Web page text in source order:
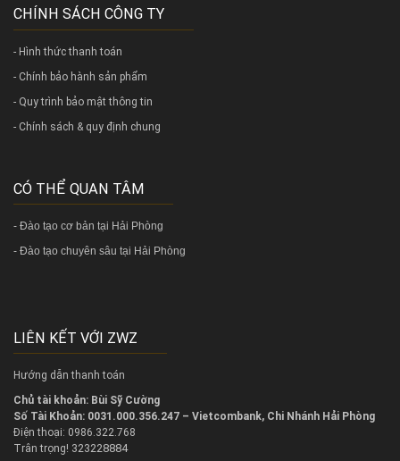
CHÍNH SÁCH CÔNG TY
- Hình thức thanh toán
- Chính bảo hành sản phẩm
- Quy trình bảo mật thông tin
- Chính sách & quy định chung
CÓ THỂ QUAN TÂM
- Đào tạo cơ bản tại Hải Phòng
- Đào tạo chuyên sâu tại Hải Phòng
LIÊN KẾT VỚI ZWZ
Hướng dẫn thanh toán
Chủ tài khoản: Bùi Sỹ Cường
Số Tài Khoản: 0031.000.356.247 – Vietcombank, Chi Nhánh Hải Phòng
Điện thoại: 0986.322.768
Trân trọng! 323228884